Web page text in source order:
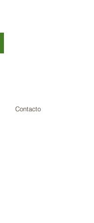
Contacto